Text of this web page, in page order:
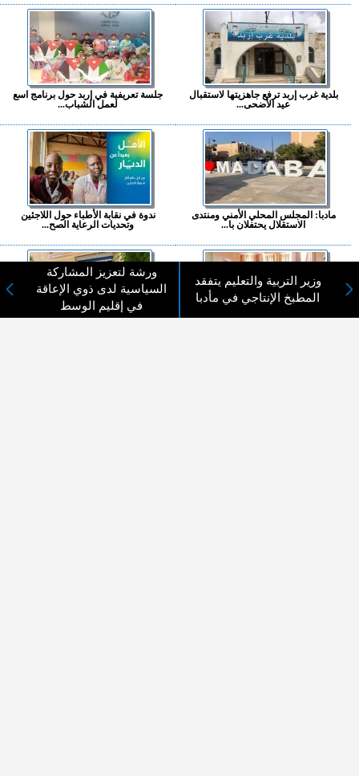
بلدية غرب إربد ترفع جاهزيتها لاستقبال
عيد الأضحى...
جلسة تعريفية في إربد حول برنامج اسع
لعمل الشباب...
مادبا: المجلس المحلي الأمني ومنتدى
الاستقلال يحتفلان با...
ندوة في نقابة الأطباء حول اللاجئين
وتحديات الرعاية الصح...
وزير التربية والتعليم يتفقد
المطبخ الإنتاجي في مأدبا
ورشة لتعزيز المشاركة
السياسية لدى ذوي الإعاقة
في إقليم الوسط